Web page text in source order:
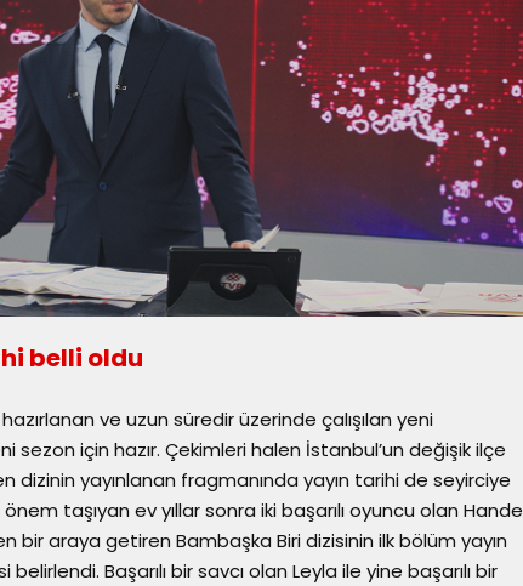
belli oldu
ve uzun süredir üzerinde çalışılan yeni
sezon için hazır. Çekimleri halen İstanbul’un değişik ilçe
yayınlanan fragmanında yayın tarihi de seyirciye
taşıyan ev yıllar sonra iki başarılı oyuncu olan Hande
bir araya getiren Bambaşka Biri dizisinin ilk bölüm yayın
belirlendi. Başarılı bir savcı olan Leyla ile yine başarılı bir